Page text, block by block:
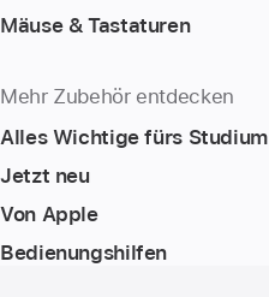
Mäuse & Tastaturen
Mehr Zubehör entdecken
Alles Wichtige fürs Studium
Jetzt neu
Von Apple
Bedienungshilfen